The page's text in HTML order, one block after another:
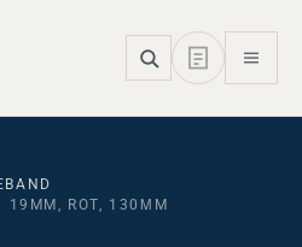
19MM, ROT, 130ΜM